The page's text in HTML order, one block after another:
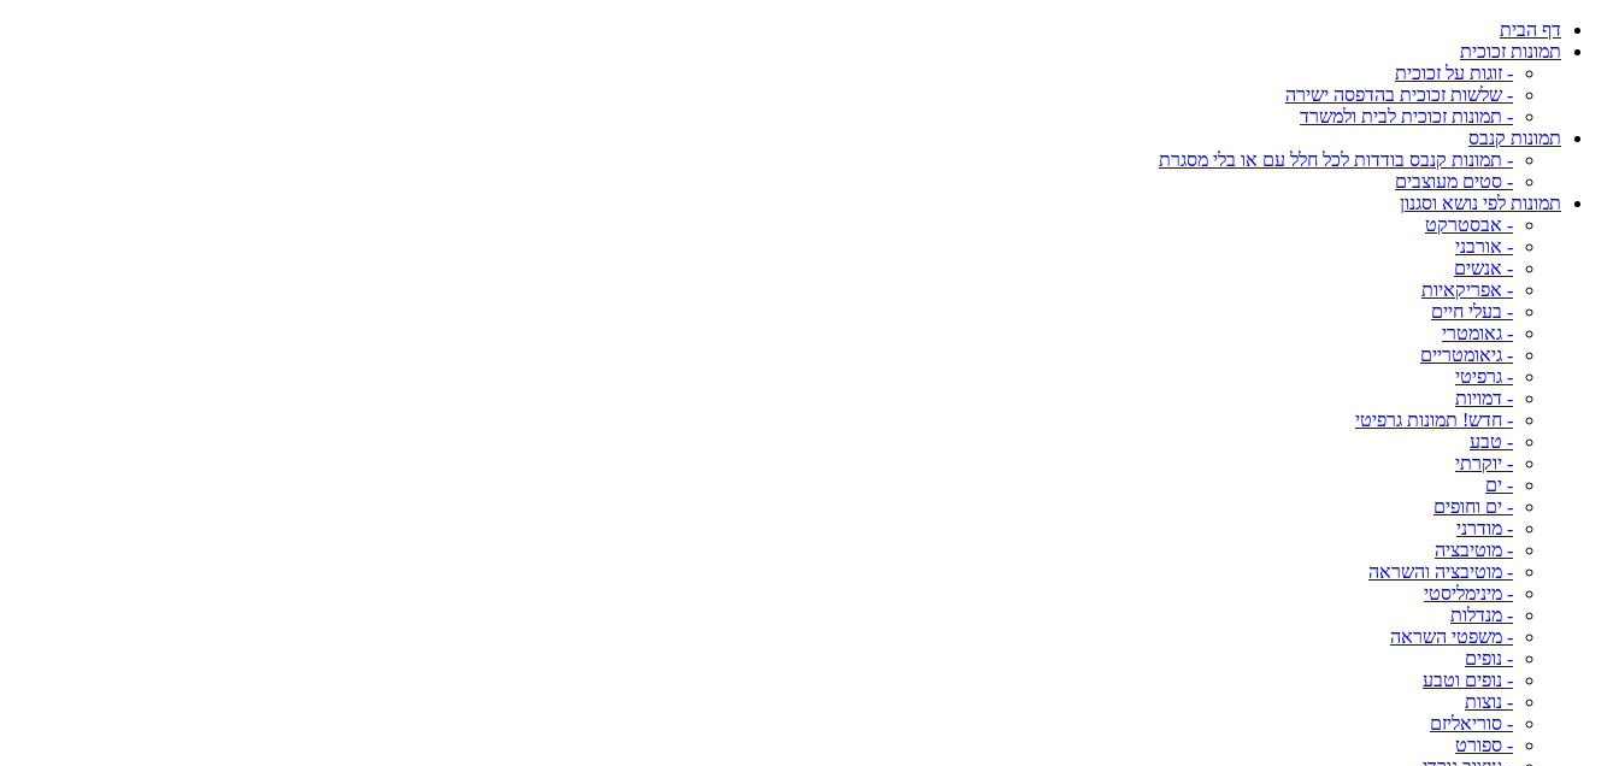
דף הבית
תמונות זכוכית
- זוגות על זכוכית
- שלשות זכוכית בהדפסה ישירה
- תמונות זכוכית לבית ולמשרד
תמונות קנבס
- תמונות קנבס בודדות לכל חלל עם או בלי מסגרת
- סטים מעוצבים
תמונות לפי נושא וסגנון
- אבסטרקט
- אורבני
- אנשים
- אפריקאיות
- בעלי חיים
- גאומטרי
- גיאומטריים
- גרפיטי
- דמויות
- חדש! תמונות גרפיטי
- טבע
- יוקרתי
- ים
- ים וחופים
- מודרני
- מוטיבציה
- מוטיבציה והשראה
- מינימליסטי
- מנדלות
- משפטי השראה
- נופים
- נופים וטבע
- נוצות
- סוריאליזם
- ספורט